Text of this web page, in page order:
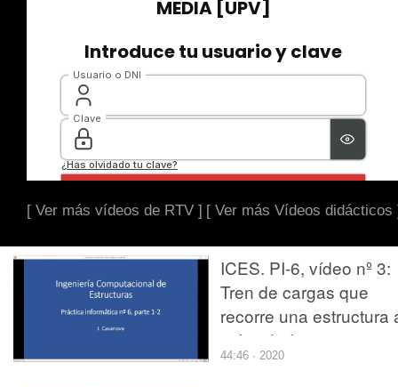
[ Ver más vídeos de RTV ] [ Ver más Vídeos didácticos
ICES. PI-6, vídeo nº 3:
Tren de cargas que
recorre una estructura
velocidad constante.
Resolución por
44:46 · 2020